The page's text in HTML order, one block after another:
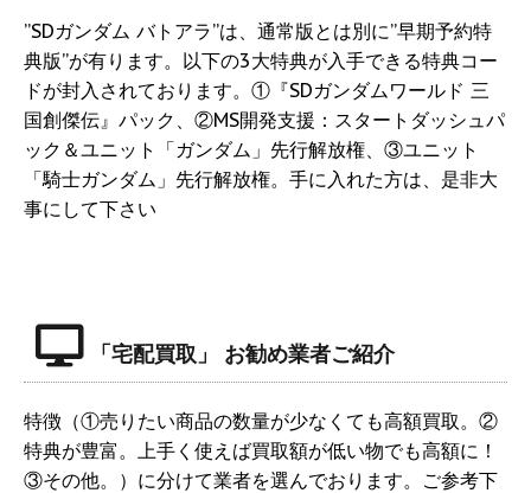
”SDガンダム バトアラ”は、通常版とは別に”早期予約特
典版”が有ります。以下の3大特典が入手できる特典コー
ドが封入されております。①『SDガンダムワールド 三
国創傑伝』パック、②MS開発支援：スタートダッシュパ
ック＆ユニット「ガンダム」先行解放権、③ユニット
「騎士ガンダム」先行解放権。手に入れた方は、是非大
事にして下さい
「宅配買取」 お勧め業者ご紹介
特徴（①売りたい商品の数量が少なくても高額買取。②
特典が豊富。上手く使えば買取額が低い物でも高額に！
③その他。）に分けて業者を選んでおります。ご参考下